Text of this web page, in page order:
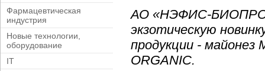
Фармацевтическая
индустрия
Новые технологии,
оборудование
IT
АО «НЭФИС-
экзотическую
продукции -
ORGANIC.